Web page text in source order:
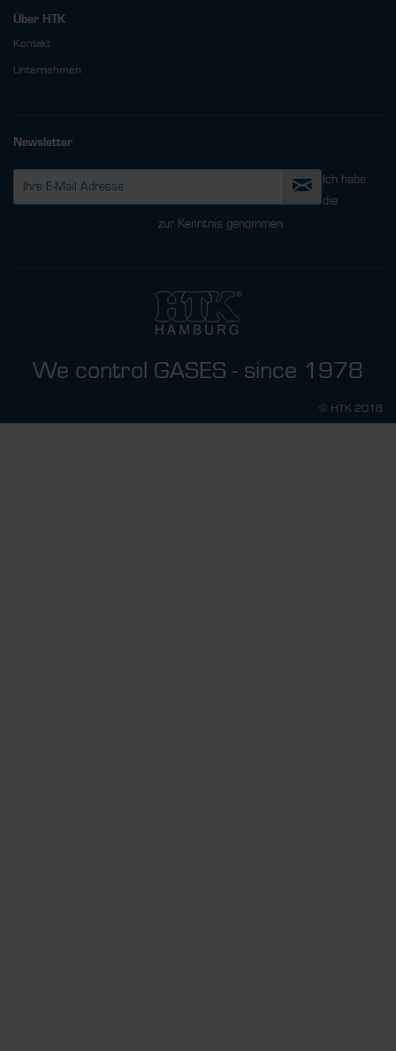
Über HTK
Kontakt
Unternehmen
Newsletter
Ich habe
die
zur Kenntnis genommen.
We control GASES - since 1978
© HTK 2018